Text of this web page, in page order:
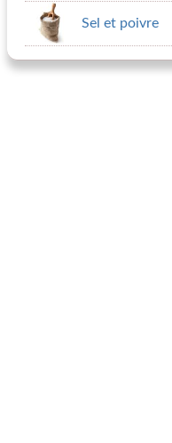
Sel et poivre